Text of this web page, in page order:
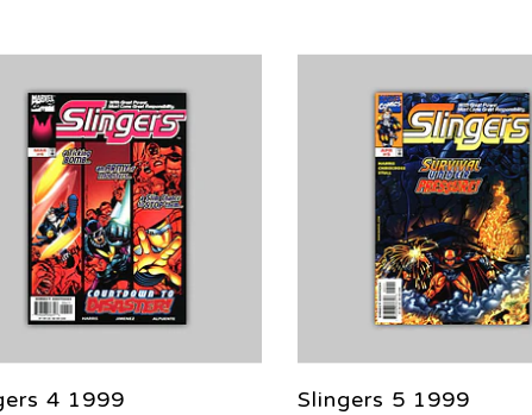
4 1999
Slingers 5 1999